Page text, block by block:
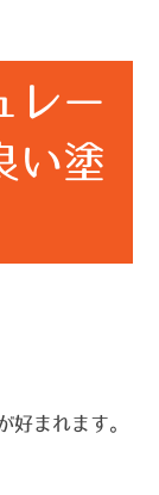
レー
い塗
好まれます。